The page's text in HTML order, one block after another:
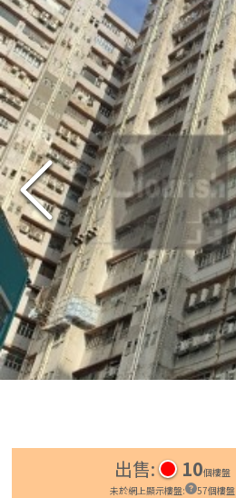
出售: 10個樓盤
未於網上顯示樓盤: 57個樓盤